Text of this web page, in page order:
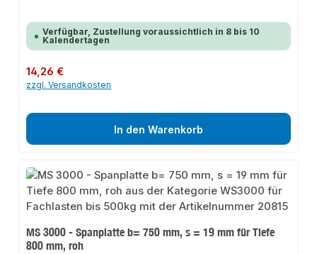
Verfügbar, Zustellung voraussichtlich in 8 bis 10
Kalendertagen
Regulärer Preis:
14,26 €
zzgl. Versandkosten
In den Warenkorb
MS 3000 - Spanplatte b= 750 mm, s = 19 mm für Tiefe
800 mm, roh